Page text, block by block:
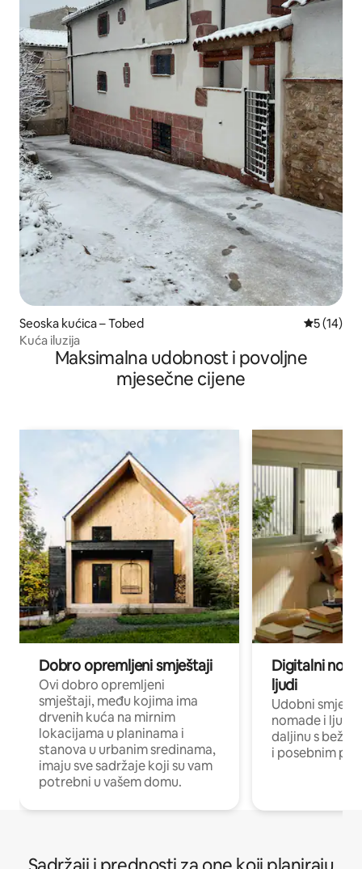
Seoska kućica – Tobed Prosječna
5 (14)
Kuća iluzija
Maksimalna udobnost i povoljne
mjesečne cijene
Dobro opremljeni smještaji
Ovi dobro opremljeni
smještaji, među kojima ima
drvenih kuća na mirnim
lokacijama u planinama i
stanova u urbanim sredinama,
imaju sve sadržaje koji su vam
potrebni u vašem domu.
Digitalni
ljudi
Udobni
nomade i ljude
daljinu s
i posebnim